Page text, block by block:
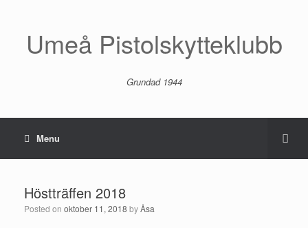
Umeå Pistolskytteklubb
Grundad 1944
Menu
Höstträffen 2018
Posted on oktober 11, 2018 byÅsa